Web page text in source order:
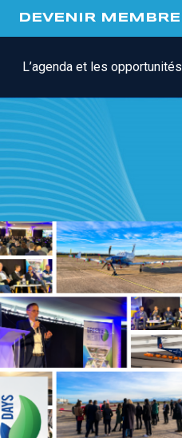
DEVENIR MEMBRE
L’agenda et les opportunités